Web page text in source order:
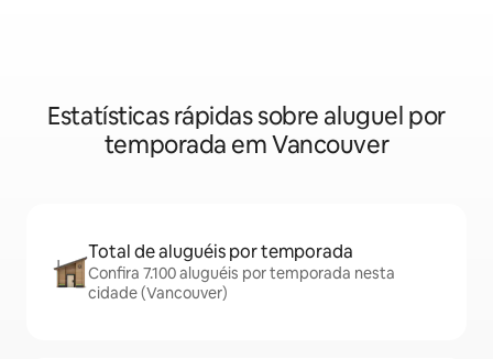
Estatísticas rápidas sobre aluguel por
temporada em Vancouver
Total de aluguéis por temporada
Confira 7.100 aluguéis por temporada nesta
cidade (Vancouver)